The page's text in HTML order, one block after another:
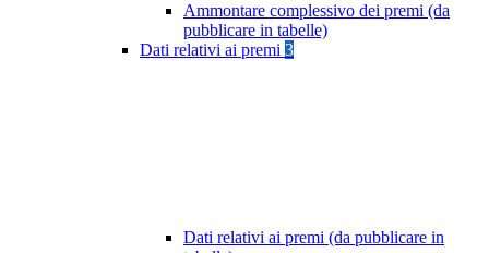
Ammontare complessivo dei premi (da
pubblicare in tabelle)
Dati relativi ai premi 3
Dati relativi ai premi (da pubblicare in